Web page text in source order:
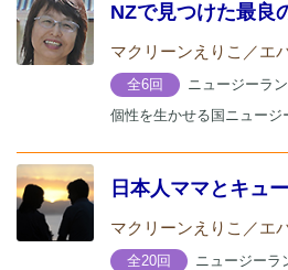
NZで見つけた最良
マクリーンえりこ／
全6回
ニュージーラ
個性を生かせる国ニュージ
日本人ママとキュ
マクリーンえりこ／
全20回
ニュージーラ